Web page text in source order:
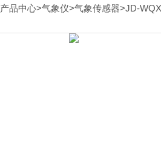
产品中心>气象仪>气象传感器>JD-